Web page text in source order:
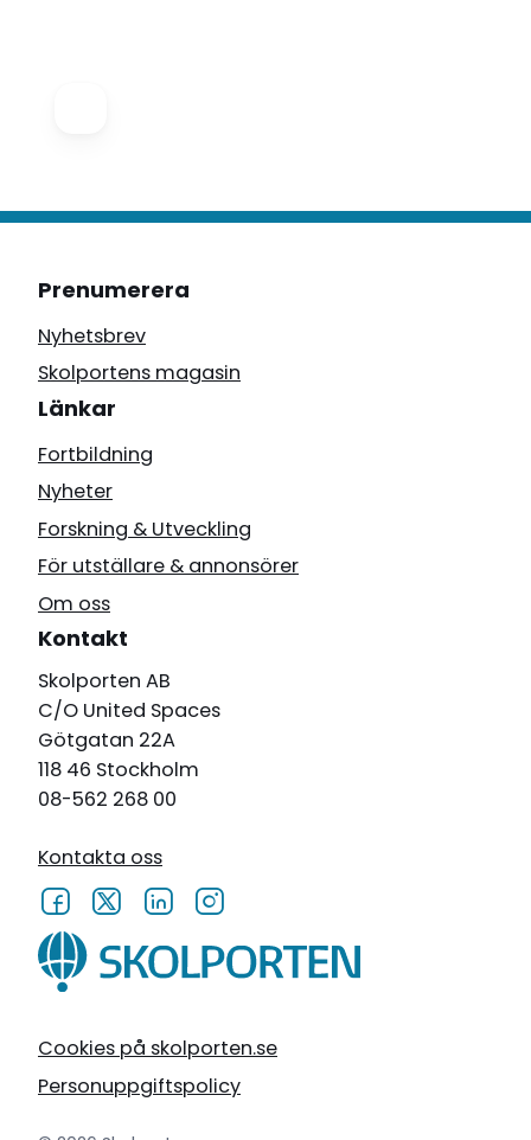
Cookies på skolporten.se
Personuppgiftspolicy
Prenumerera
Nyhetsbrev
Skolportens magasin
Länkar
Fortbildning
Nyheter
Forskning & Utveckling
För utställare & annonsörer
Om oss
Kontakt
Skolporten AB
C/O United Spaces
Götgatan 22A
118 46 Stockholm
08-562 268 00
Kontakta oss